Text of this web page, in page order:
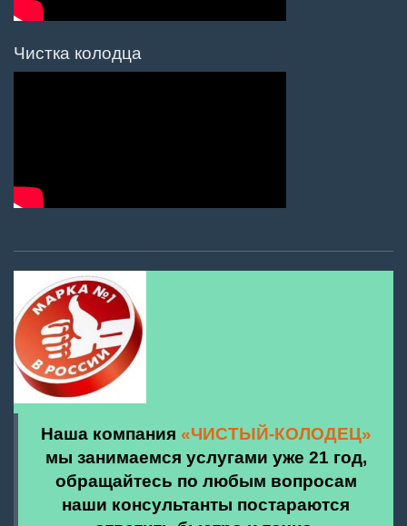
Чистка колодца
Наша компания «ЧИСТЫЙ-КОЛОДЕЦ»
мы занимаемся услугами уже 21 год,
обращайтесь по любым вопросам
наши консультанты постараются